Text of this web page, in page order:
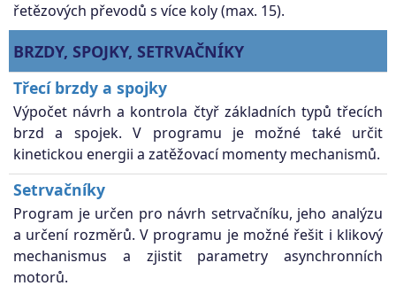
řetězových převodů s více koly (max. 15).
BRZDY, SPOJKY, SETRVAČNÍKY
Třecí brzdy a spojky
Výpočet návrh a kontrola čtyř základních typů třecích
brzd a spojek. V programu je možné také určit
kinetickou energii a zatěžovací momenty mechanismů.
Setrvačníky
Program je určen pro návrh setrvačníku, jeho analýzu
a určení rozměrů. V programu je možné řešit i klikový
mechanismus a zjistit parametry asynchronních
motorů.